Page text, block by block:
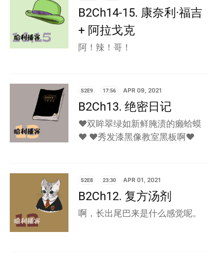
B2Ch14-15. 康奈利·福吉
+ 阿拉戈克
阿！辣！哥！
S2E9 17:56 APR 09, 2021
B2Ch13. 绝密日记
❤️双眸翠绿如新鲜腌渍的癞蛤蟆
❤️ ❤️秀发漆黑像教室黑板啊❤️
S2E8 23:30 APR 01, 2021
B2Ch12. 复方汤剂
啊，长出尾巴来是什么感觉呢。